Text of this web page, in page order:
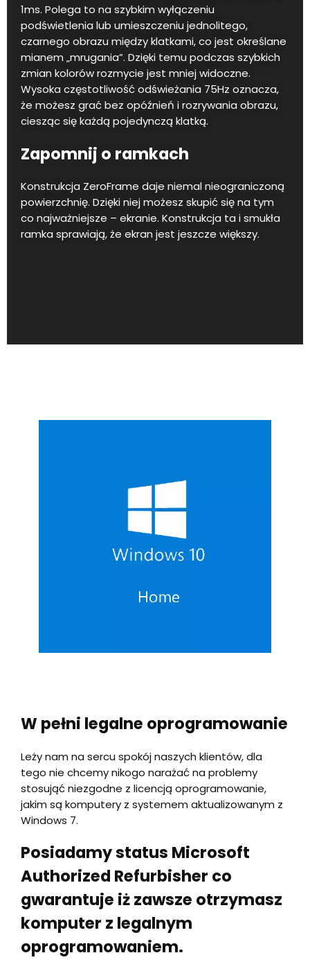
1ms. Polega to na szybkim wyłączeniu
podświetlenia lub umieszczeniu jednolitego,
czarnego obrazu między klatkami, co jest określane
mianem „mrugania”. Dzięki temu podczas szybkich
zmian kolorów rozmycie jest mniej widoczne.
Wysoka częstotliwość odświeżania 75Hz oznacza,
że możesz grać bez opóźnień i rozrywania obrazu,
ciesząc się każdą pojedynczą klatką.
Zapomnij o ramkach
Konstrukcja ZeroFrame daje niemal nieograniczoną
powierzchnię. Dzięki niej możesz skupić się na tym
co najważniejsze – ekranie. Konstrukcja ta i smukła
ramka sprawiają, że ekran jest jeszcze większy.
W pełni legalne oprogramowanie
Leży nam na sercu spokój naszych klientów, dla
tego nie chcemy nikogo narażać na problemy
stosująć niezgodne z licencją oprogramowanie,
jakim są komputery z systemem aktualizowanym z
Windows 7.
Posiadamy status Microsoft
Authorized Refurbisher co
gwarantuje iż zawsze otrzymasz
komputer z legalnym
oprogramowaniem.